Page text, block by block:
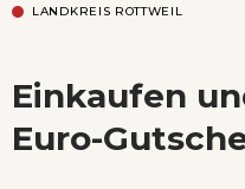
LANDKREIS ROTTWEIL
Einkaufen
Euro-